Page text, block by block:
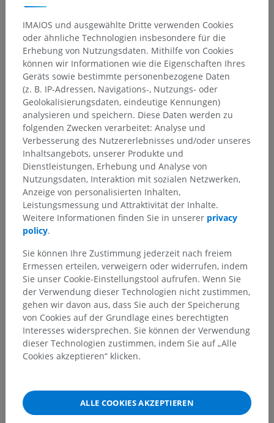
Anatomische Hierarchie
Anatomie des Menschen 2
Menschlicher Körper Integrierende Systeme
>
Herz-Kreislauf-System> Systemische Arterien
Schlüsselbeinarterie
Darunterliegende Strukturen:
Mediale Brückenäste der Basilararterie
IMAIOS und ausgewählte Dritte verwenden Cookies
oder ähnliche Technologien insbesondere für die
Erhebung von Nutzungsdaten. Mithilfe von Cookies
können wir Informationen wie die Eigenschaften Ihres
Geräts sowie bestimmte personenbezogene Daten
(z. B. IP-Adressen, Navigations-, Nutzungs- oder
Geolokalisierungsdaten, eindeutige Kennungen)
analysieren und speichern. Diese Daten werden zu
folgenden Zwecken verarbeitet: Analyse und
Verbesserung des Nutzererlebnisses und/oder unseres
Inhaltsangebots, unserer Produkte und
Dienstleistungen, Erhebung und Analyse von
Nutzungsdaten, Interaktion mit sozialen Netzwerken,
Anzeige von personalisierten Inhalten,
Leistungsmessung und Attraktivität der Inhalte.
Weitere Informationen finden Sie in unserer privacy
policy.
Sie können Ihre Zustimmung jederzeit nach freiem
Ermessen erteilen, verweigern oder widerrufen, indem
Sie unser Cookie-Einstellungstool aufrufen. Wenn Sie
der Verwendung dieser Technologien nicht zustimmen,
gehen wir davon aus, dass Sie auch der Speicherung
von Cookies auf der Grundlage eines berechtigten
Interesses widersprechen. Sie können der Verwendung
dieser Technologien zustimmen, indem Sie auf „Alle
Cookies akzeptieren“ klicken.
ALLE COOKIES AKZEPTIEREN